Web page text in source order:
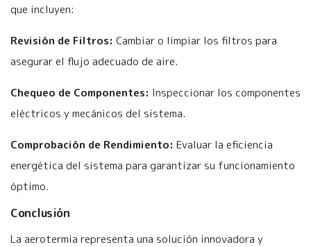
que incluyen:
Revisión de Filtros: Cambiar o limpiar los filtros para
asegurar el flujo adecuado de aire.
Chequeo de Componentes: Inspeccionar los componentes
eléctricos y mecánicos del sistema.
Comprobación de Rendimiento: Evaluar la eficiencia
energética del sistema para garantizar su funcionamiento
óptimo.
Conclusión
La aerotermia representa una solución innovadora y